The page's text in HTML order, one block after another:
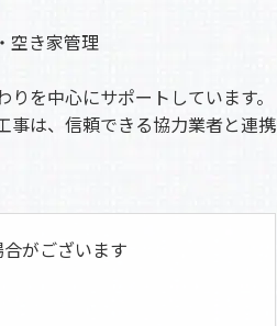
空き家管理
を中心にサポートしています。
事は、信頼できる協力業者と連携
がございます